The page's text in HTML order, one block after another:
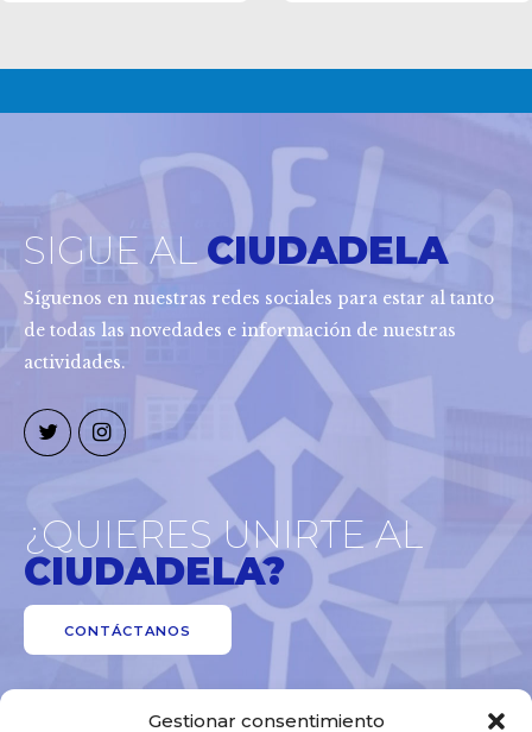
Gestionar consentimiento
SIGUE ALCIUDADELA
Síguenos en nuestras redes sociales para estar al tanto
de todas las novedades e información de nuestras
actividades.
¿QUIERES UNIRTE AL
CIUDADELA?
CONTÁCTANOS